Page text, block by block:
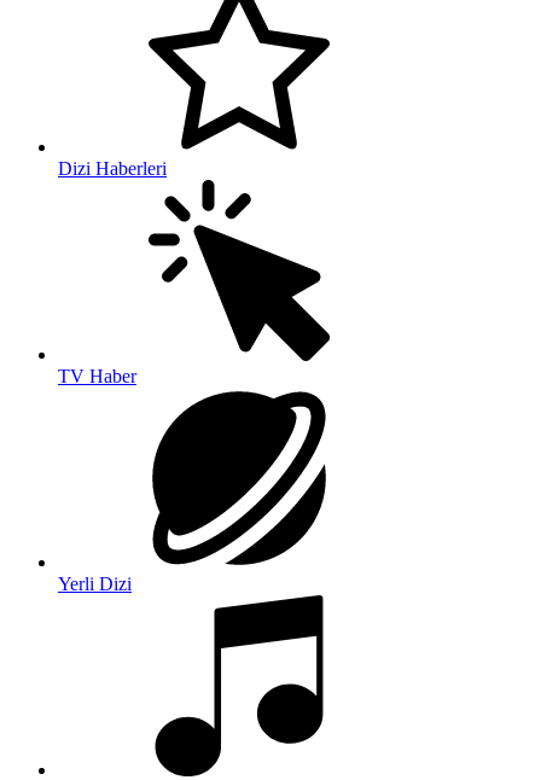
Dizi Haberleri
TV Haber
Yerli Dizi